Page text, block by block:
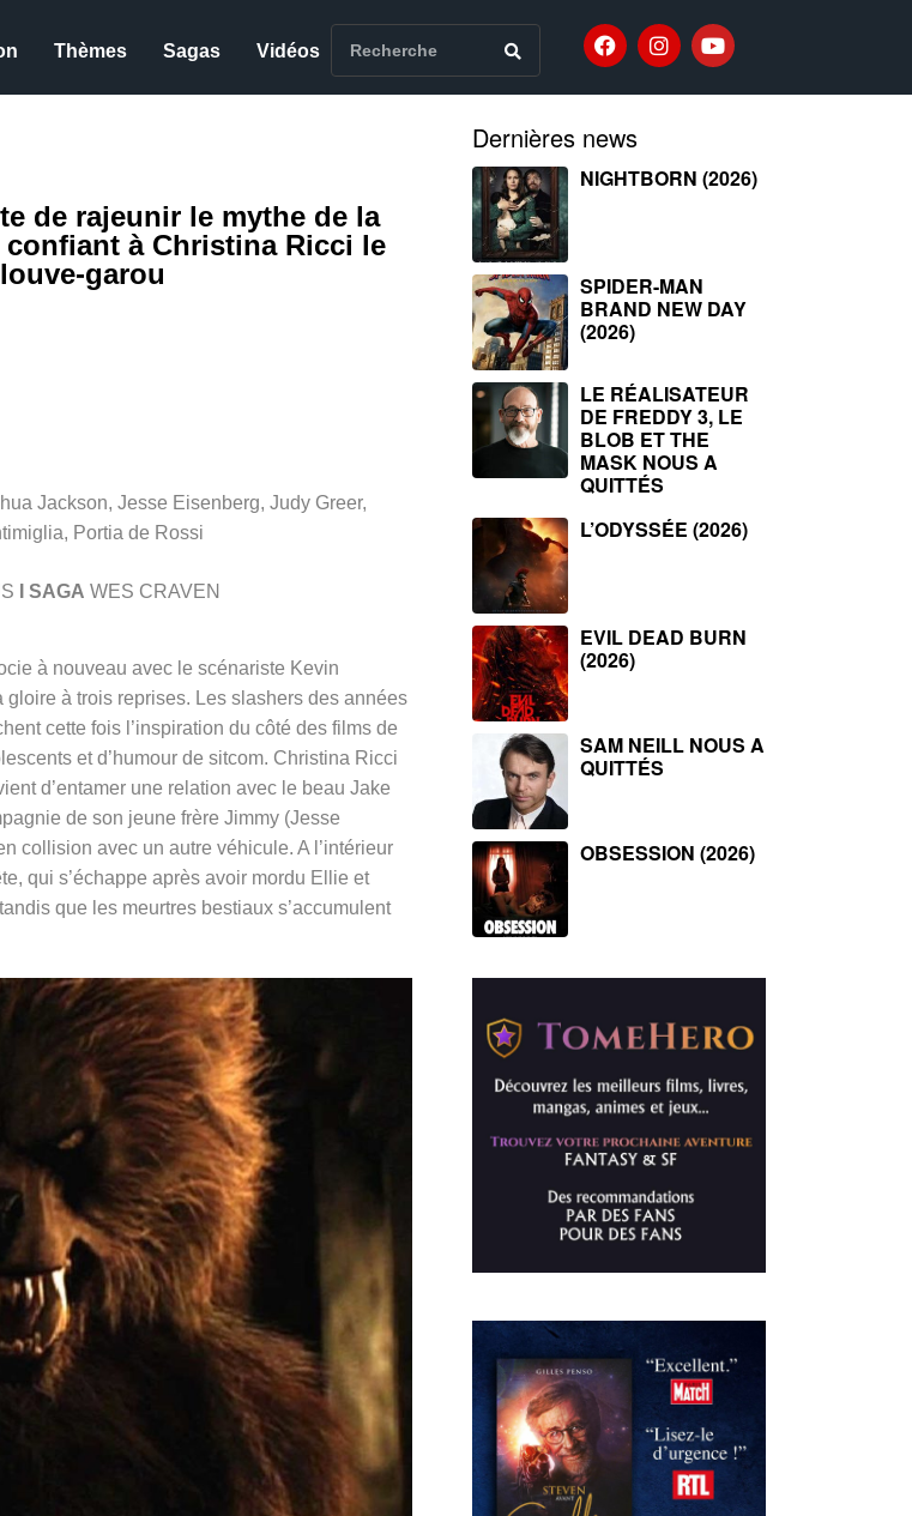
Thèmes Sagas Vidéos
de rajeunir le mythe de la
à Christina Ricci le
garou
Jackson, Jesse Eisenberg, Judy Greer,
Portia de Rossi
I SAGA WES CRAVEN
à nouveau avec le scénariste Kevin
gloire à trois reprises. Les slashers des années
cette fois l’inspiration du côté des films de
et d’humour de sitcom. Christina Ricci
d’entamer une relation avec le beau Jake
de son jeune frère Jimmy (Jesse
collision avec un autre véhicule. A l’intérieur
qui s’échappe après avoir mordu Ellie et
que les meurtres bestiaux s’accumulent
Dernières news
NIGHTBORN (2026)
SPIDER-MAN
BRAND NEW DAY
(2026)
LE RÉALISATEUR
DE FREDDY 3, LE
BLOB ET THE
MASK NOUS A
QUITTÉS
L’ODYSSÉE (2026)
EVIL DEAD BURN
(2026)
SAM NEILL NOUS A
QUITTÉS
OBSESSION (2026)